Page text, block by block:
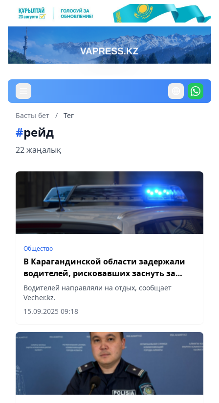
Басты бет / Тег
#рейд
22 жаңалық
Общество
В Карагандинской области задержали
водителей, рисковавших заснуть за
рулем
Водителей направляли на отдых, сообщает
Vecher.kz.
15.09.2025 09:18